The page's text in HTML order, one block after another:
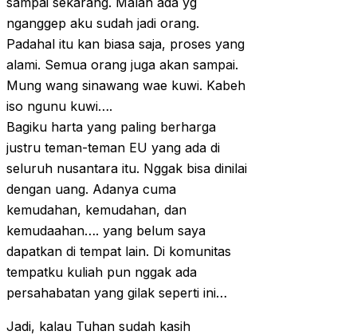
nganggep aku sudah jadi orang.
Padahal itu kan biasa saja, proses yang
alami. Semua orang juga akan sampai.
Mung wang sinawang wae kuwi. Kabeh
iso ngunu kuwi….
Bagiku harta yang paling berharga
justru teman-teman EU yang ada di
seluruh nusantara itu. Nggak bisa dinilai
dengan uang. Adanya cuma
kemudahan, kemudahan, dan
kemudaahan…. yang belum saya
dapatkan di tempat lain. Di komunitas
tempatku kuliah pun nggak ada
persahabatan yang gilak seperti ini…
Jadi, kalau Tuhan sudah kasih